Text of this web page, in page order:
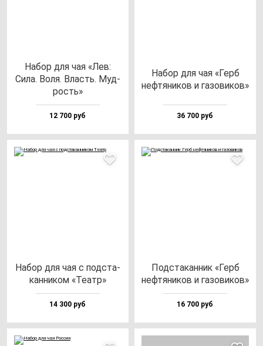
Набор для чая «Лев:
Сила. Воля. Власть. Муд­
рость»
12 700 руб
Набор для чая «Герб
неф­тя­ни­ков и га­зо­ви­ков»
36 700 руб
Набор для чая с под­ста­
кан­ни­ком «Театр»
14 300 руб
Под­ста­кан­ник «Герб
неф­тя­ни­ков и га­зо­ви­ков»
16 700 руб